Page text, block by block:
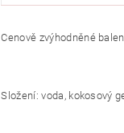
Cenově zvýhodněné
Složení: voda, kokosový